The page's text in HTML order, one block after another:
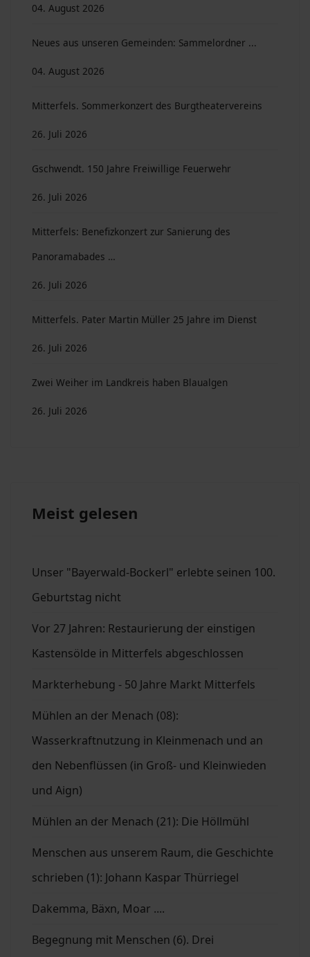
04. August 2026
Neues aus unseren Gemeinden: Sammelordner ...
04. August 2026
Mitterfels. Sommerkonzert des Burgtheatervereins
26. Juli 2026
Gschwendt. 150 Jahre Freiwillige Feuerwehr
26. Juli 2026
Mitterfels: Benefizkonzert zur Sanierung des
Panoramabades …
26. Juli 2026
Mitterfels. Pater Martin Müller 25 Jahre im Dienst
26. Juli 2026
Zwei Weiher im Landkreis haben Blaualgen
26. Juli 2026
Meist gelesen
Unser "Bayerwald-Bockerl" erlebte seinen 100.
Geburtstag nicht
Vor 27 Jahren: Restaurierung der einstigen
Kastensölde in Mitterfels abgeschlossen
Markterhebung - 50 Jahre Markt Mitterfels
Mühlen an der Menach (08):
Wasserkraftnutzung in Kleinmenach und an
den Nebenflüssen (in Groß- und Kleinwieden
und Aign)
Mühlen an der Menach (21): Die Höllmühl
Menschen aus unserem Raum, die Geschichte
schrieben (1): Johann Kaspar Thürriegel
Dakemma, Bäxn, Moar ....
Begegnung mit Menschen (6). Drei